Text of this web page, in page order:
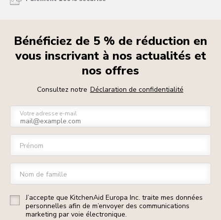
Bénéficiez de 5 % de réduction en
vous inscrivant à nos actualités et
nos offres
Consultez notre Déclaration de confidentialité
Votre adresse e-mail
Prénom
Nom de famille
J’accepte que KitchenAid Europa Inc. traite mes données
personnelles afin de m’envoyer des communications
marketing par voie électronique.